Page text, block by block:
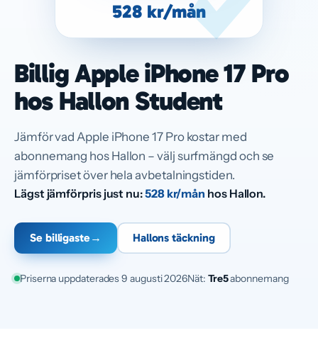
Billig Apple iPhone 17 Pro
hos Hallon Student
Jämför vad Apple iPhone 17 Pro kostar med
abonnemang hos Hallon – välj surfmängd och se
jämförpriset över hela avbetalningstiden.
Lägst jämförpris just nu:528 kr/mån hos Hallon.
Se billigaste→ Hallons täckning
Priserna uppdaterades 9 augusti 2026Nät: Tre5abonnemang
528 kr/mån